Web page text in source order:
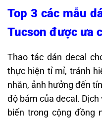
Top 3 các mẫu
Tucson được ưa
Thao tác dán decal
thực hiện tỉ mỉ, tránh
nhăn, ảnh hưởng đến
độ bám của decal.
biến trong cộng đồng